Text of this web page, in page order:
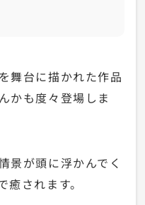
舞台に描かれた作品
かも度々登場しま
景が頭に浮かんでく
されます。